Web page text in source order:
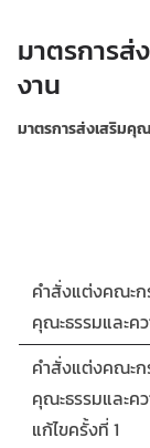
มาตรการส่
งาน
มาตรการส่งเสริมคุ
คำสั่งแต่งคณะก
คุณะธรรมและค
คำสั่งแต่งคณะก
คุณะธรรมและค
แก้ไขครั้งที่ 1